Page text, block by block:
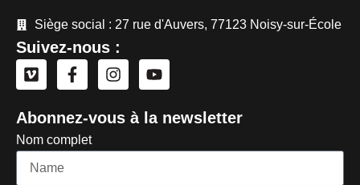
Siège social : 27 rue d'Auvers, 77123 Noisy-sur-École
Suivez-nous :
Abonnez-vous à la newsletter
Nom complet